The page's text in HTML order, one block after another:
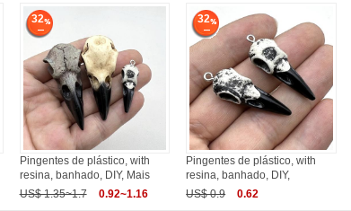
32
Pingentes de plástico, with
resina, banhado, DIY, Mais
US$ 1.35~1.7
0.92~1.16
32
Pingentes de plástico, with
resina, banhado, DIY,
US$ 0.9
0.62